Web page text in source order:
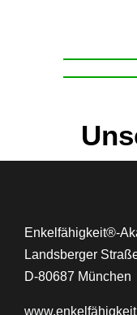
Enkelfähigkeit®-
Landsberger
D-80687 München
www.